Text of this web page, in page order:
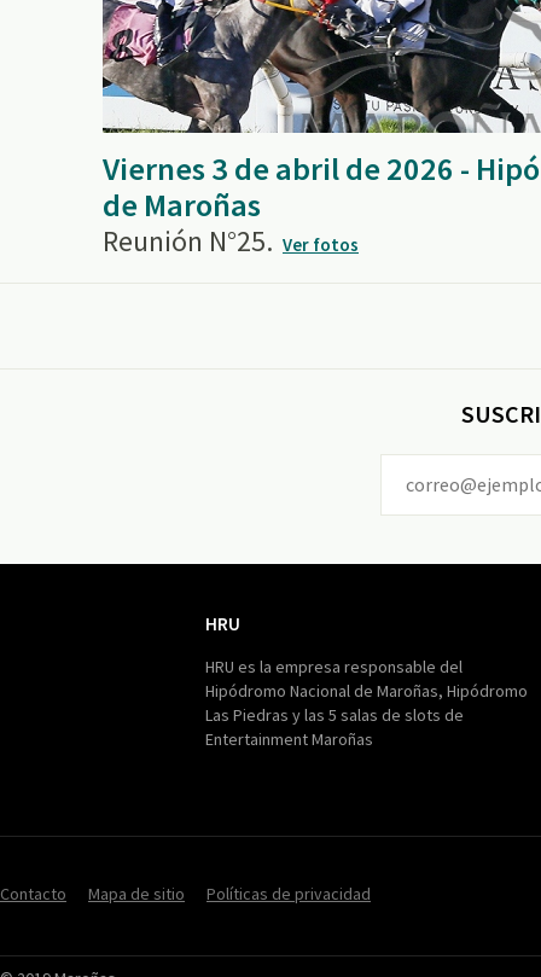
Viernes 3 de abril de 2026 -
de Maroñas
Reunión N°25. Ver fotos
HRU
HRU es la empresa responsable del
Hipódromo Nacional de Maroñas, Hipódromo
Las Piedras y las 5 salas de slots de
Entertainment Maroñas
Contacto Mapa de sitio Políticas de privacidad